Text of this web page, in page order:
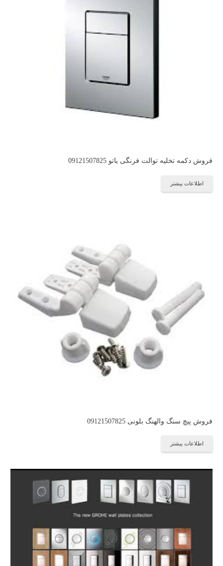
فروش دکمه تخلیه توالت فرنگی یاتو 09121507825
اطلاعات بیشتر
فروش پیچ سنگ والهنگ بلونی 09121507825
اطلاعات بیشتر